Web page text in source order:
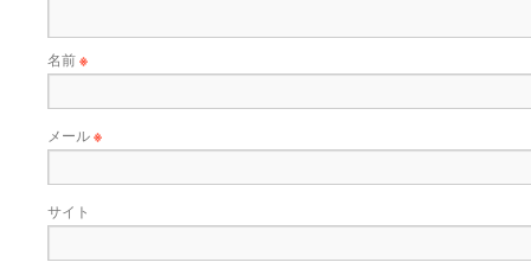
名前※
メール※
サイト